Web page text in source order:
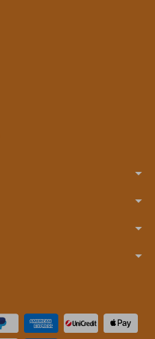
arrow_drop_down
arrow_drop_down
arrow_drop_down
arrow_drop_down